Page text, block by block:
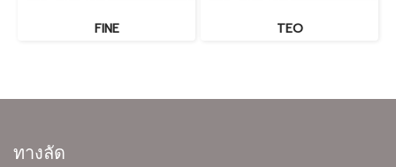
FINE TEO
ทางลัด